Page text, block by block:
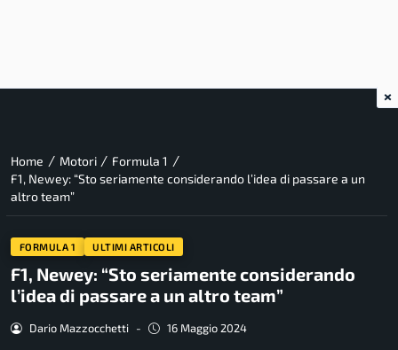
Home / Motori / Formula 1 /
F1, Newey: “Sto seriamente considerando l’idea di passare a un
altro team”
FORMULA 1 ULTIMI ARTICOLI
F1, Newey: “Sto seriamente considerando
l’idea di passare a un altro team”
Dario Mazzocchetti - 16 Maggio 2024
×